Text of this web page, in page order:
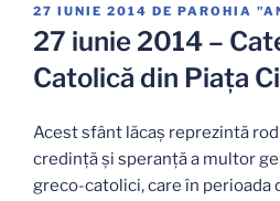
PUBLICAT
PE
27 IUNIE 2014 DE PAROHIA
27 iunie 2014 –
Catolică din Piaţa
Acest sfânt lăcaş reprezintă
credinţă şi speranţă a multor
greco-catolici, care în perioada